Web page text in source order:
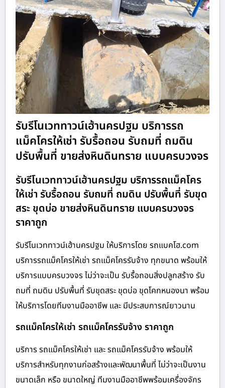
รับรีโนเวททาวน์เฮ้านครปฐม บริการรถ
แม็คโครให้เช่า รับรื้อถอน รับถมที่ ถมดิน
ปรับพื้นที่ ขายส่งหินดินทราย แบบครบวงจร
รับรีโนเวททาวน์เฮ้านครปฐม บริการรถแม็คโคร
ให้เช่า รับรื้อถอน รับถมที่ ถมดิน ปรับพื้นที่ รับขุด
สระ ขุดบ่อ ขายส่งหินดินทราย แบบครบวงจร
ราคาถูก
รับรีโนเวททาวน์เฮ้านครปฐม ให้บริการโดย รถแบคโฮ.com
บริการรถแม็คโครให้เช่า รถแม็คโครรับจ้าง ทุกขนาด พร้อมให้
บริการแบบครบวงจร ไม่ว่าจะเป็น รับรื้อถอนสิ่งปลูกสร้าง รับ
ถมที่ ถมดิน ปรับพื้นที่ รับขุดสระ ขุดบ่อ ขุดโคกหนองนา พร้อม
ให้บริการโดยทีมงานมืออาชีพ และ มีประสบการณ์ยาวนาน
รถแม็คโครให้เช่า รถแม็คโครรับจ้าง ราคาถูก
บริการ รถแม็คโครให้เช่า และ รถแม็คโครรับจ้าง พร้อมให้
บริการสำหรับทุกงานก่อสร้างและพัฒนาพื้นที่ ไม่ว่าจะเป็นงาน
ขนาดเล็ก หรือ ขนาดใหญ่ ทีมงานมืออาชีพพร้อมเครื่องจักร